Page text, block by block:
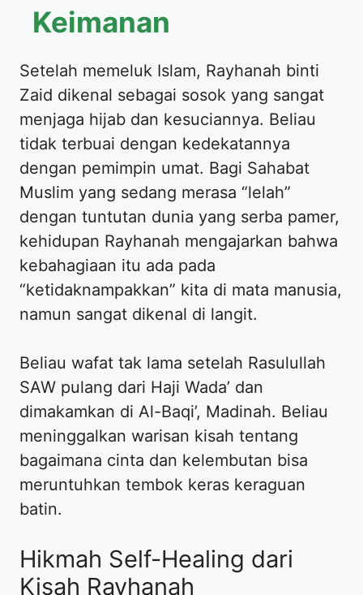
Keimanan
​Setelah memeluk Islam, Rayhanah binti
Zaid dikenal sebagai sosok yang sangat
menjaga hijab dan kesuciannya. Beliau
tidak terbuai dengan kedekatannya
dengan pemimpin umat. Bagi Sahabat
Muslim yang sedang merasa “lelah”
dengan tuntutan dunia yang serba pamer,
kehidupan Rayhanah mengajarkan bahwa
kebahagiaan itu ada pada
“ketidaknampakkan” kita di mata manusia,
namun sangat dikenal di langit.
​Beliau wafat tak lama setelah Rasulullah
SAW pulang dari Haji Wada’ dan
dimakamkan di Al-Baqi’, Madinah. Beliau
meninggalkan warisan kisah tentang
bagaimana cinta dan kelembutan bisa
meruntuhkan tembok keras keraguan
batin.
​Hikmah Self-Healing dari
Kisah Rayhanah